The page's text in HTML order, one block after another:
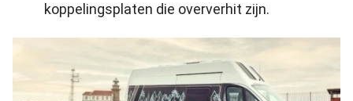
koppelingsplaten die oververhit zijn.